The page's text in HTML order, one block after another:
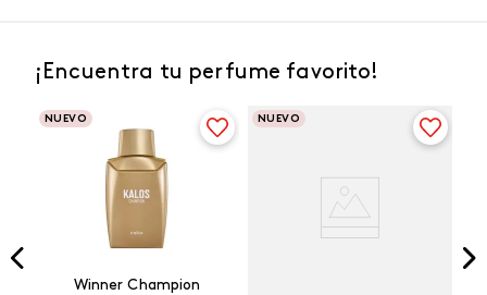
¡Encuentra tu perfume favorito!
NUEVO
Winner Champion
NUEVO